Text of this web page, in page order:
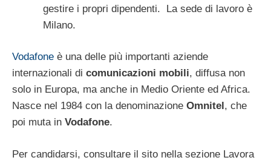
gestire i propri dipendenti. La sede di lavoro è
Milano.
Vodafone è una delle più importanti aziende
internazionali di comunicazioni mobili, diffusa non
solo in Europa, ma anche in Medio Oriente ed Africa.
Nasce nel 1984 con la denominazione Omnitel, che
poi muta in Vodafone.
Per candidarsi, consultare il sito nella sezione Lavora